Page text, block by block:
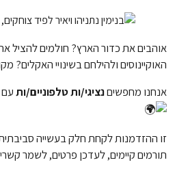
אוהבים את כדור הארץ? חולמים להציל
האוקיינוסים ולהילחם בשינויי האקלים?
אנחנו מחפשיםנציגי/ות טלפוניים/ותעם
זו ההזדמנות לקחת חלק בעשייה
תורמים קיימים, לעדכן פרטים, לשמר